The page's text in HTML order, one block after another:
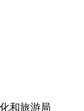
和旅游局